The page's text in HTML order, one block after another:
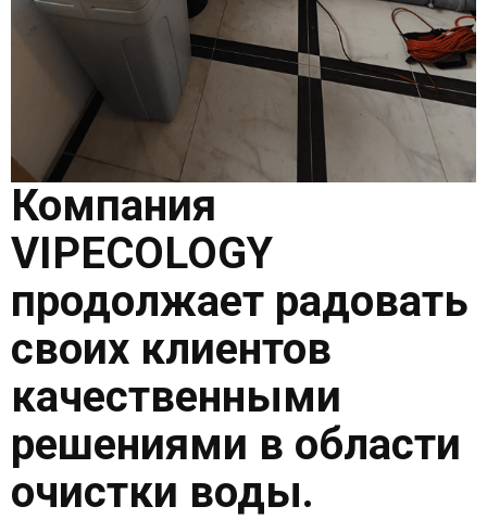
Компания
VIPECOLOGY
продолжает радовать
своих клиентов
качественными
решениями в области
очистки воды.